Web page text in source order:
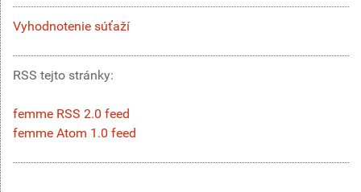
Vyhodnotenie súťaží
RSS tejto stránky:
femme RSS 2.0 feed
femme Atom 1.0 feed